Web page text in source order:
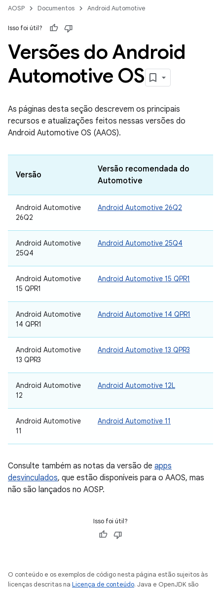
AOSP Documentos Android Automotive
Isso foi útil?
Versões do Android
Automotive OS
As páginas desta seção descrevem os principais
recursos e atualizações feitos nessas versões do
Android Automotive OS (AAOS).
Versão
Versão recomendada do
Automotive
Android Automotive
26Q2
Android Automotive 26Q2
Android Automotive
25Q4
Android Automotive 25Q4
Android Automotive
15 QPR1
Android Automotive 15 QPR1
Android Automotive
14 QPR1
Android Automotive 14 QPR1
Android Automotive
13 QPR3
Android Automotive 13 QPR3
Android Automotive
12
Android Automotive 12L
Android Automotive
11
Android Automotive 11
Consulte também as notas da versão de apps
desvinculados, que estão disponíveis para o AAOS, mas
não são lançados no AOSP.
Isso foi útil?
O conteúdo e os exemplos de código nesta página estão sujeitos às
licenças descritas na Licença de conteúdo. Java e OpenJDK são